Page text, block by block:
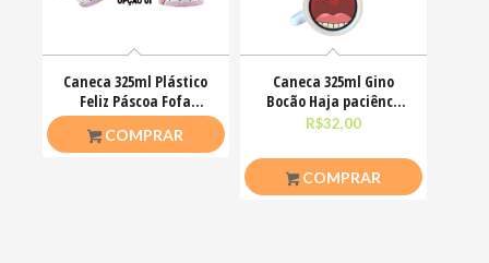
Caneca 325ml Plástico
Feliz Páscoa Fofa
Coelhinhos Mimos
COMPRAR
Caneca 325ml Gino
Bocão Haja paciênca
nesse caralho Meme
R$32,00
COMPRAR